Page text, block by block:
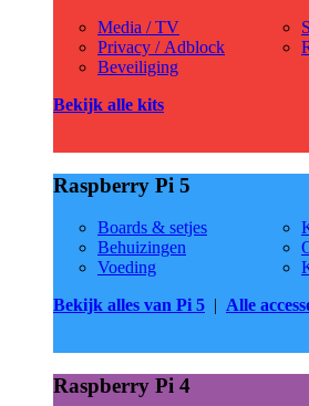
Media / TV
Privacy / Adblock
Beveiliging
Bekijk alle kits
Raspberry Pi 5
Boards & setjes
Behuizingen
Voeding
Bekijk alles van Pi 5 | Alle
Raspberry Pi 4